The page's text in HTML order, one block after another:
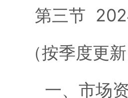
第三节
（按季度更新
一、市场